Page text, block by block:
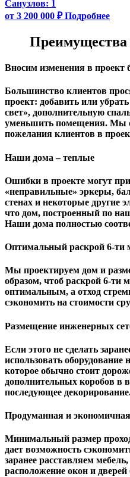
Санузлов: 1
от 3 200 000 ₽ Подробнее
Преимущества
Вносим изменения в проект
Большинство клиентов
проект: добавить или
свет», дополнительную
уменьшить помещения. Мы с
пожелания клиентов в
Наши дома – теплые
Ошибки в проекте могут
«неправильные» эркеры,
стенах и некоторые другие
чтo дом, построенный по
Наши дома полностью
Оптимальный раскрой 6-ти
Мы проектируем дом и
образом, чтоб раскрой 6-ти
оптимальным, а отход
сэкономить на стоимости
Размещение инженерных
Если этого не сделать
использовать оборудование
которое обычно стоит
дополнительных коробов в
последующее
Продуманная и
Минимальный размер
дает возможность
заранее расставляем
расположение окон и